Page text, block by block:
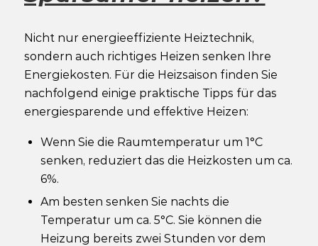
Nicht nur energieeffiziente Heiztechnik,
sondern auch richtiges Heizen senken Ihre
Energiekosten. Für die Heizsaison finden Sie
nachfolgend einige praktische Tipps für das
energiesparende und effektive Heizen:
Wenn Sie die Raumtemperatur um 1°C
senken, reduziert das die Heizkosten um ca.
6%.
Am besten senken Sie nachts die
Temperatur um ca. 5°C. Sie können die
Heizung bereits zwei Stunden vor dem